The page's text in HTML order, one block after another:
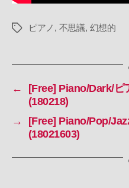
タ
ピアノ , 不思議, 幻想的
←
[Free] Piano/Dark/ピ
(180218)
→
[Free] Piano/Pop/
(18021603)